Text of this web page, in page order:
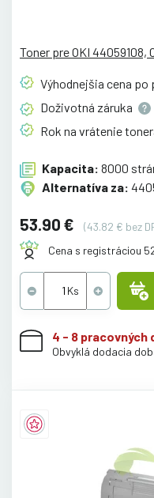
Toner pre OKI 44059108,
Výhodnejšia cena po
Doživotná záruka
Rok na vrátenie
Kapacita: 8000
Alternatíva za:
53.90 €
(43.82 € bez
Cena s registráciou
4 - 8 pracovných
Obvyklá dodacia